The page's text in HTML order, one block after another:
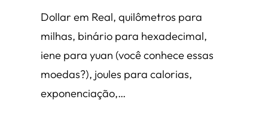
Dollar em Real, quilômetros para
milhas, binário para hexadecimal,
iene para yuan (você conhece essas
moedas?), joules para calorias,
exponenciação,…